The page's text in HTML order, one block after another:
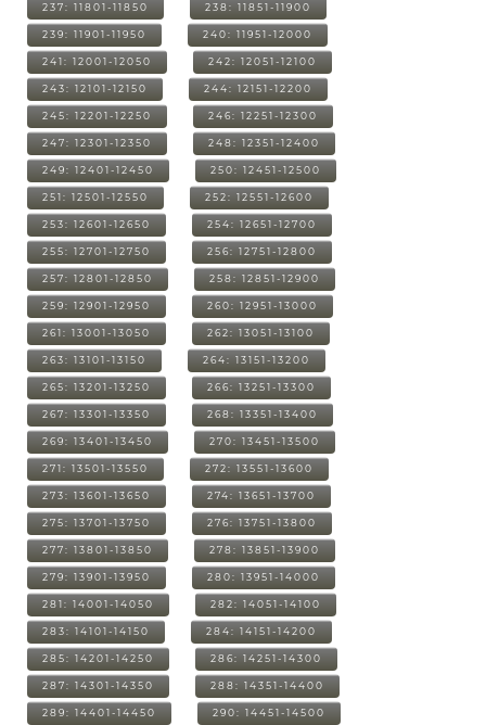
237: 11801-11850 238: 11851-11900
239: 11901-11950 240: 11951-12000
241: 12001-12050 242: 12051-12100
243: 12101-12150 244: 12151-12200
245: 12201-12250 246: 12251-12300
247: 12301-12350 248: 12351-12400
249: 12401-12450 250: 12451-12500
251: 12501-12550 252: 12551-12600
253: 12601-12650 254: 12651-12700
255: 12701-12750 256: 12751-12800
257: 12801-12850 258: 12851-12900
259: 12901-12950 260: 12951-13000
261: 13001-13050 262: 13051-13100
263: 13101-13150 264: 13151-13200
265: 13201-13250 266: 13251-13300
267: 13301-13350 268: 13351-13400
269: 13401-13450 270: 13451-13500
271: 13501-13550 272: 13551-13600
273: 13601-13650 274: 13651-13700
275: 13701-13750 276: 13751-13800
277: 13801-13850 278: 13851-13900
279: 13901-13950 280: 13951-14000
281: 14001-14050 282: 14051-14100
283: 14101-14150 284: 14151-14200
285: 14201-14250 286: 14251-14300
287: 14301-14350 288: 14351-14400
289: 14401-14450 290: 14451-14500